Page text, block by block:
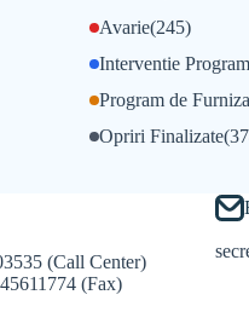
Avarie(245)
Interventie
Opriri Finalizate
Program de
(Call Center)
(Fax)